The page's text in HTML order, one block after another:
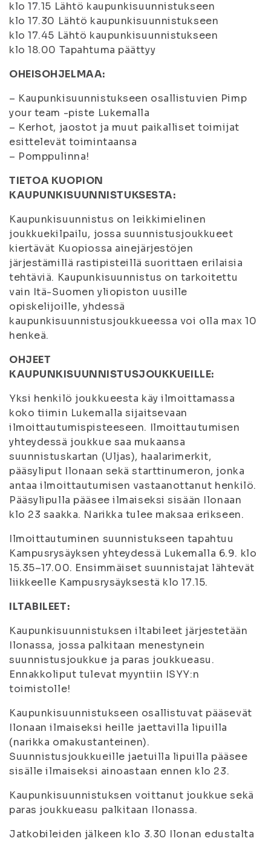
klo 17.15 Lähtö kaupunkisuunnistukseen
klo 17.30 Lähtö kaupunkisuunnistukseen
klo 17.45 Lähtö kaupunkisuunnistukseen
klo 18.00 Tapahtuma päättyy
OHEISOHJELMAA:
– Kaupunkisuunnistukseen osallistuvien Pimp
your team -piste Lukemalla
– Kerhot, jaostot ja muut paikalliset toimijat
esittelevät toimintaansa
– Pomppulinna!
TIETOA KUOPION
KAUPUNKISUUNNISTUKSESTA:
Kaupunkisuunnistus on leikkimielinen
joukkuekilpailu, jossa suunnistusjoukkueet
kiertävät Kuopiossa ainejärjestöjen
järjestämillä rastipisteillä suorittaen erilaisia
tehtäviä. Kaupunkisuunnistus on tarkoitettu
vain Itä-Suomen yliopiston uusille
opiskelijoille, yhdessä
kaupunkisuunnistusjoukkueessa voi olla max 10
henkeä.
OHJEET
KAUPUNKISUUNNISTUSJOUKKUEILLE:
Yksi henkilö joukkueesta käy ilmoittamassa
koko tiimin Lukemalla sijaitsevaan
ilmoittautumispisteeseen. Ilmoittautumisen
yhteydessä joukkue saa mukaansa
suunnistuskartan (Uljas), haalarimerkit,
pääsyliput Ilonaan sekä starttinumeron, jonka
antaa ilmoittautumisen vastaanottanut henkilö.
Pääsylipulla pääsee ilmaiseksi sisään Ilonaan
klo 23 saakka. Narikka tulee maksaa erikseen.
Ilmoittautuminen suunnistukseen tapahtuu
Kampusrysäyksen yhteydessä Lukemalla 6.9. klo
15.35–17.00. Ensimmäiset suunnistajat lähtevät
liikkeelle Kampusrysäyksestä klo 17.15.
ILTABILEET:
Kaupunkisuunnistuksen iltabileet järjestetään
Ilonassa, jossa palkitaan menestynein
suunnistusjoukkue ja paras joukkueasu.
Ennakkoliput tulevat myyntiin ISYY:n
toimistolle!
Kaupunkisuunnistukseen osallistuvat pääsevät
Ilonaan ilmaiseksi heille jaettavilla lipuilla
(narikka omakustanteinen).
Suunnistusjoukkueille jaetuilla lipuilla pääsee
sisälle ilmaiseksi ainoastaan ennen klo 23.
Kaupunkisuunnistuksen voittanut joukkue sekä
paras joukkueasu palkitaan Ilonassa.
Jatkobileiden jälkeen klo 3.30 Ilonan edustalta